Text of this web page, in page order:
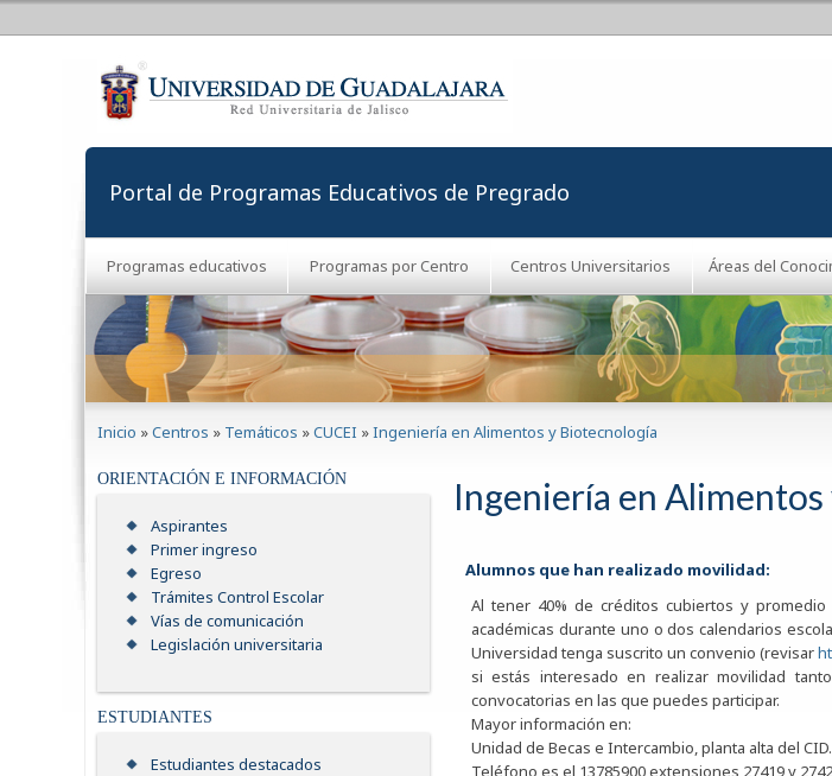
Portal de Programas Educativos de Pregrado
Programas educativos Programas por Centro Centros Universitarios Áreas del
Inicio »Centros » Temáticos »CUCEI »Ingeniería en Alimentos y Biotecnología
ORIENTACIÓN E INFORMACIÓN
Aspirantes
Primer ingreso
Egreso
Trámites Control Escolar
Vías de comunicación
Legislación universitaria
ESTUDIANTES
Estudiantes destacados
Ingeniería en
Alumnos que han realizado movilidad:
Al tener 40% de créditos cubiertos y
académicas durante uno o dos calendarios
Universidad tenga suscrito un convenio (revisar
si estás interesado en realizar movilidad
convocatorias en las que puedes participar.
Mayor información en:
Unidad de Becas e Intercambio, planta alta del CID.
Teléfono es el 13785900 extensiones 27419 y